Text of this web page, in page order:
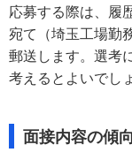
応募する際は、履
宛て（埼玉工場勤
郵送します。選考
考えるとよいでし
面接内容の傾